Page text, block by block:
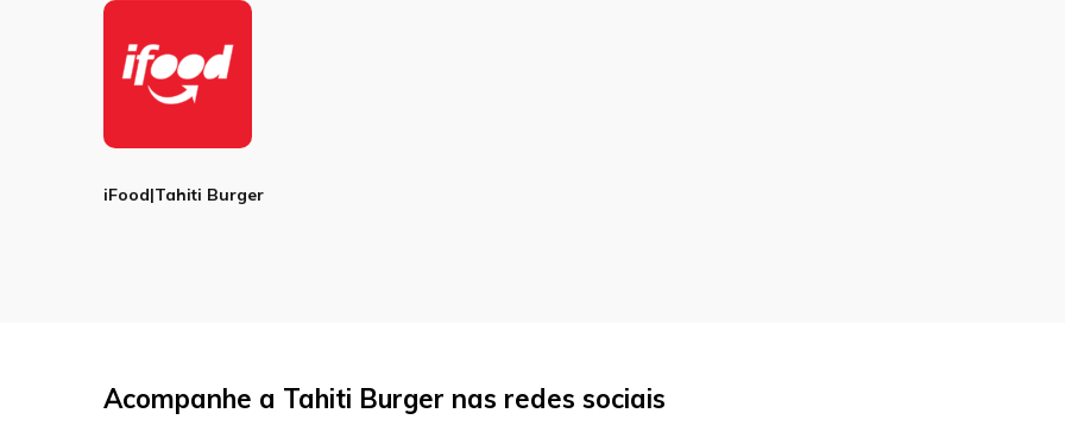
iFood|Tahiti Burger
Acompanhe a Tahiti Burger nas redes sociais